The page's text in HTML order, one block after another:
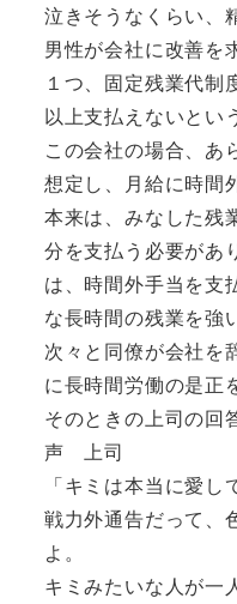
泣きそうなくらい、
男性が会社に改善を
１つ、固定残業代制
以上支払えないとい
この会社の場合、あ
想定し、月給に時間
本来は、みなした残
分を支払う必要があ
は、時間外手当を支
な長時間の残業を強
次々と同僚が会社を
に長時間労働の是正
そのときの上司の回
声 上司
「キミは本当に愛し
戦力外通告だって、
よ。
キミみたいな人が一